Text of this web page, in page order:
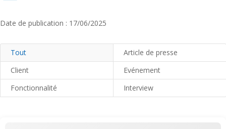
Date de publication : 17/06/2025
Tout
Article de presse
Client
Evénement
Fonctionnalité
Interview